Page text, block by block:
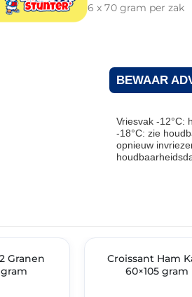
6 x 70 gram per zak
BEWAAR
Vriesvak -12°C:
-18°C: zie
opnieuw
Granen
🔥 OP=OP
Croissant Ham
60×105 gram